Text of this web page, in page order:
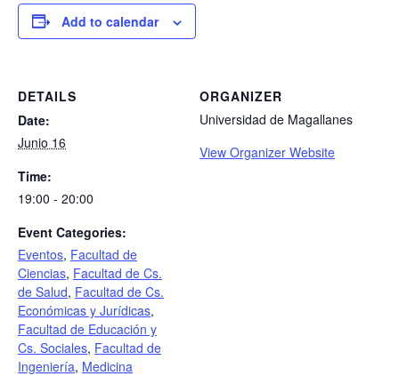
Add to calendar
DETAILS
Date:
Junio 16
Time:
19:00 - 20:00
Event Categories:
Eventos, Facultad de
Ciencias, Facultad de Cs.
de Salud, Facultad de Cs.
Económicas y Jurídicas,
Facultad de Educación y
Cs. Sociales, Facultad de
Ingeniería, Medicina
ORGANIZER
Universidad de Magallanes
View Organizer Website